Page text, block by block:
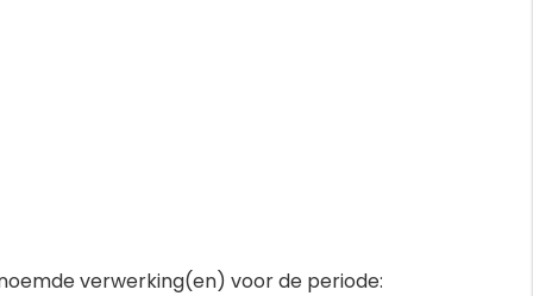
verwerking(en) voor de periode: